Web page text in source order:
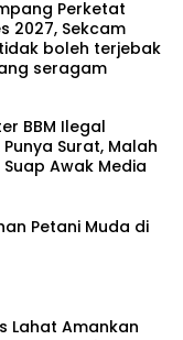
Perketat
2027, Sekcam
boleh terjebak
seragam
BBM Ilegal
Surat, Malah
Awak Media
Petani Muda di
Lahat Amankan